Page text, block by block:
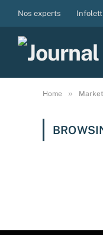
Nos experts
Home »